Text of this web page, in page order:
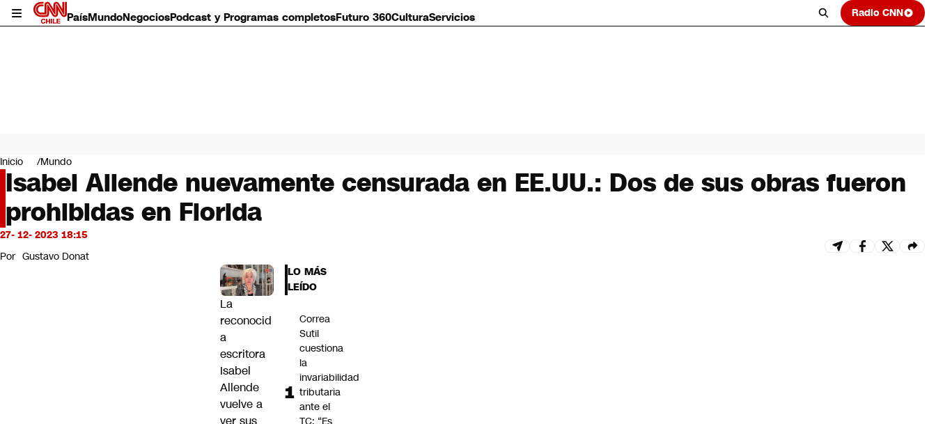
PaísMundoNegociosPodcast y Programas completosFuturo 360CulturaServicios Radio CNN
Mundo
Negocios
Deportes
Programas completos
Cultura
Servicios
Bits
CNN Data
Inicio Mundo
Isabel Allende nuevamente censurada en EE.UU.: Dos de sus obras fueron
prohibidas en Florida
27- 12- 2023 18:15
Por Gustavo Donat
La
reconocid
a
escritora
Isabel
Allende
vuelve a
LO MÁS
LEÍDO
Correa
Sutil
cuestiona
la
invariabilidad
tributaria
ante el